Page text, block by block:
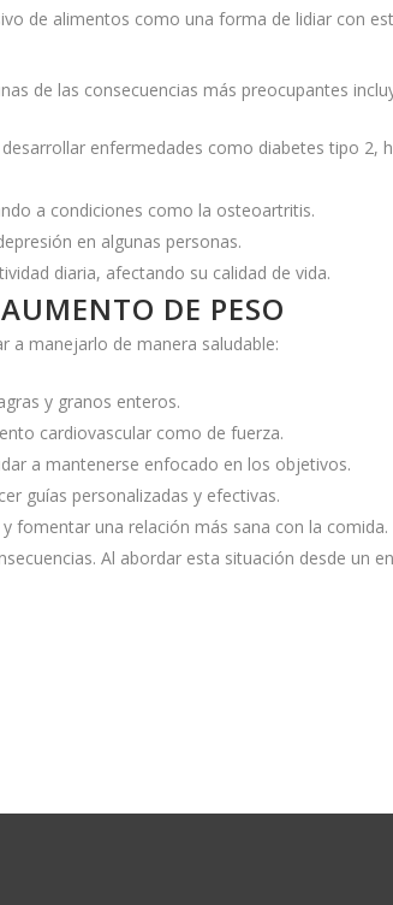
de alimentos como una forma de lidiar con
de las consecuencias más preocupantes
enfermedades como diabetes tipo 2,
a condiciones como la osteoartritis.
en algunas personas.
diaria, afectando su calidad de vida.
DE PESO
a manejarlo de manera saludable:
y granos enteros.
cardiovascular como de fuerza.
a mantenerse enfocado en los objetivos.
guías personalizadas y efectivas.
fomentar una relación más sana con la comida.
Al abordar esta situación desde un